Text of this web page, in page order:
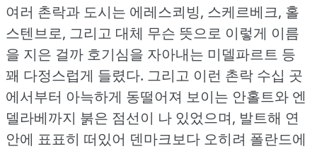
여러 촌락과 도시는 에레스쾨빙, 스케르베크, 홀
스텐브로, 그리고 대체 무슨 뜻으로 이렇게 이름
을 지은 걸까 호기심을 자아내는 미델파르트 등
꽤 다정스럽게 들렸다. 그리고 이런 촌락 수십 곳
에서부터 아늑하게 동떨어져 보이는 안홀트와 엔
델라베까지 붉은 점선이 나 있었으며, 발트해 연
안에 표표히 떠있어 덴마크보다 오히려 폴란드에